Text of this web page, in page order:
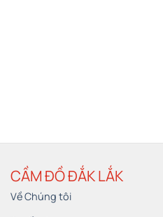
CẦM ĐỒ ĐẮK LẮK
Về Chúng tôi